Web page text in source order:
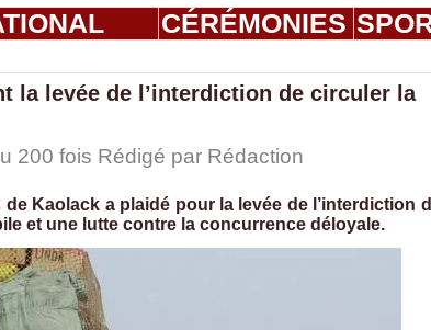
CÉRÉMONIES
la levée de l’interdiction de circuler la
200 fois Rédigé par Rédaction
Kaolack a plaidé pour la levée de l’interdiction
et une lutte contre la concurrence déloyale.